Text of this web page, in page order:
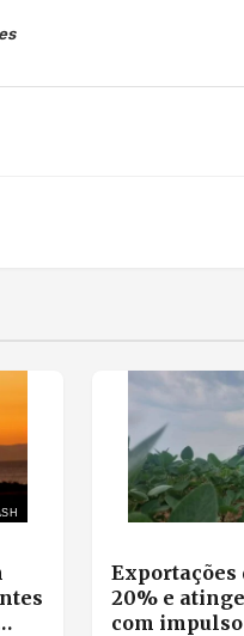
Exportações
20% e
com impulso